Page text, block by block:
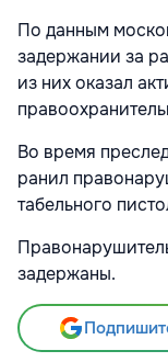
По данным
задержании за
из них оказал
Во время
ранил
табельного
задержаны.